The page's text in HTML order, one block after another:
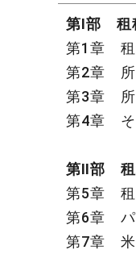
第Ⅰ部 租
第1章 租
第2章 所
第3章 所
第4章 そ
第Ⅱ部 租
第5章 租
第6章 パ
第7章 米